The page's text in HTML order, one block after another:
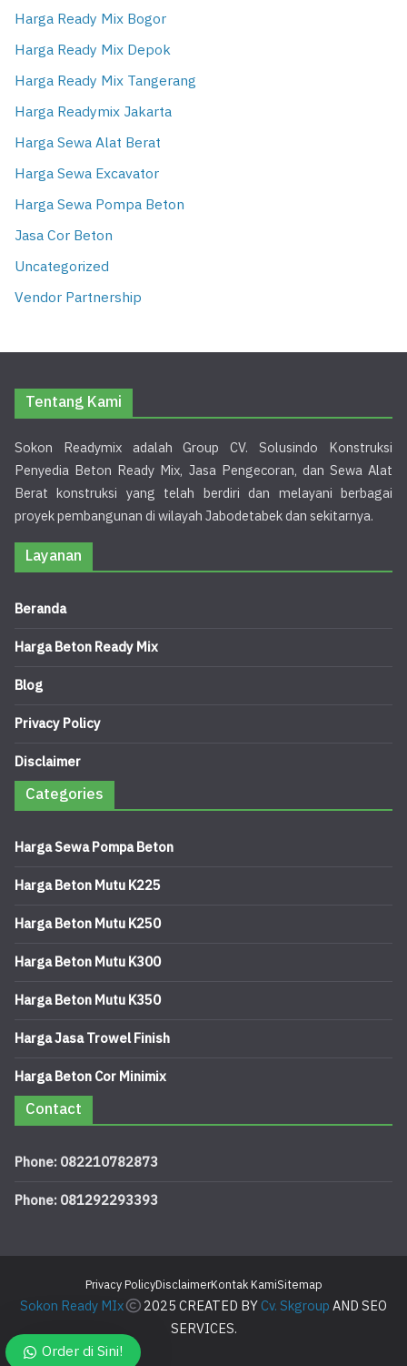
Harga Ready Mix Bogor
Harga Ready Mix Depok
Harga Ready Mix Tangerang
Harga Readymix Jakarta
Harga Sewa Alat Berat
Harga Sewa Excavator
Harga Sewa Pompa Beton
Jasa Cor Beton
Uncategorized
Vendor Partnership
Tentang Kami
Sokon Readymix adalah Group CV. Solusindo Konstruksi
Penyedia Beton Ready Mix, Jasa Pengecoran, dan Sewa Alat
Berat konstruksi yang telah berdiri dan melayani berbagai
proyek pembangunan di wilayah Jabodetabek dan sekitarnya.
Layanan
Beranda
Harga Beton Ready Mix
Blog
Privacy Policy
Disclaimer
Categories
Harga Sewa Pompa Beton
Harga Beton Mutu K225
Harga Beton Mutu K250
Harga Beton Mutu K300
Harga Beton Mutu K350
Harga Jasa Trowel Finish
Harga Beton Cor Minimix
Contact
Phone: 082210782873
Phone: 081292293393
Privacy PolicyDisclaimerKontak KamiSitemap
Sokon Ready MIx 2025 CREATED BYCv. SkgroupAND SEO
SERVICES.
Order di Sini!